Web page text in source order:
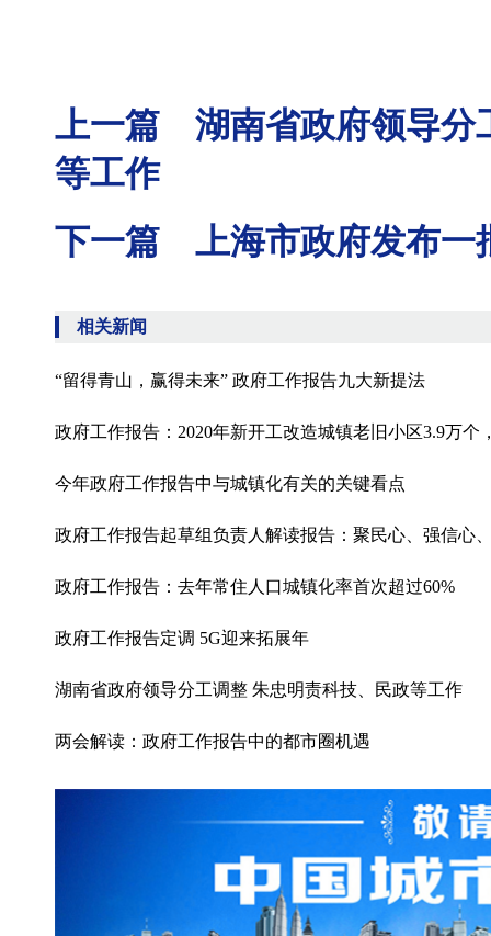
上一篇 湖南省政府领导分
等工作
下一篇 上海市政府发布一
相关新闻
“留得青山，赢得未来” 政府工作报告九大新提法
政府工作报告：2020年新开工改造城镇老旧小区3.9万个
今年政府工作报告中与城镇化有关的关键看点
政府工作报告起草组负责人解读报告：聚民心、强信心
政府工作报告：去年常住人口城镇化率首次超过60%
政府工作报告定调 5G迎来拓展年
湖南省政府领导分工调整 朱忠明责科技、民政等工作
两会解读：政府工作报告中的都市圈机遇